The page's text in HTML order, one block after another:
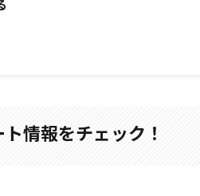
情報をチェック！